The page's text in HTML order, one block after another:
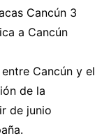
Cancún 3
a Cancún
Cancún y el
de la
de junio